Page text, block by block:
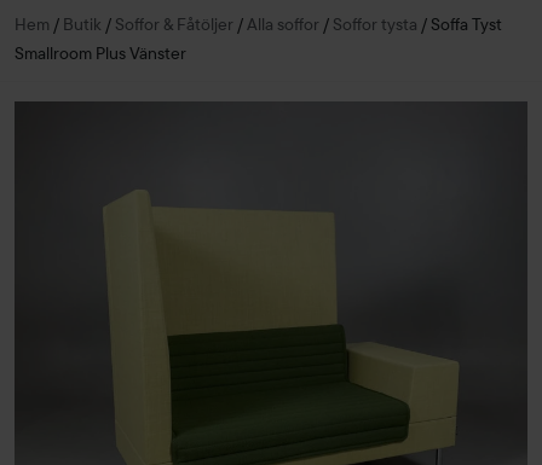
Hem / Butik / Soffor & Fåtöljer /Alla soffor / Soffor tysta / Soffa Tyst
Smallroom Plus Vänster